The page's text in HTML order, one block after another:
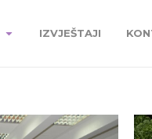
IZVJEŠTAJI